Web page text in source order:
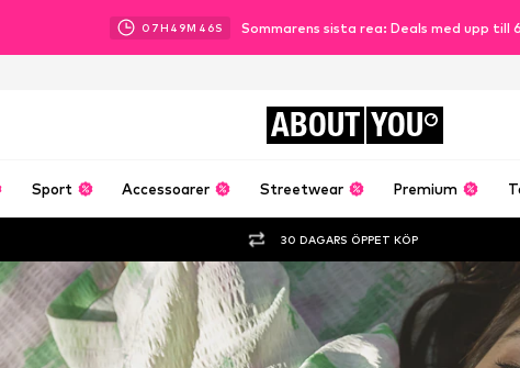
07H 49M 45S Sommarens sista rea: Deals med upp
ABOUT YOU
Sport Accessoarer Streetwear Premium
30 DAGARS ÖPPET KÖP